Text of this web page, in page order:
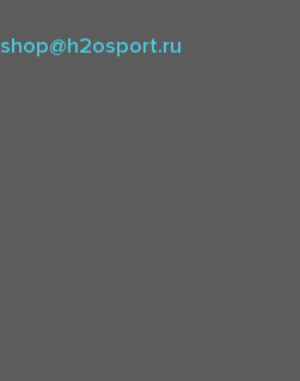
shop@h2osport.ru